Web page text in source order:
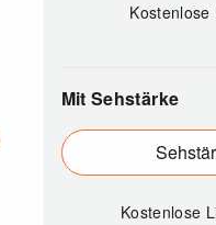
Kostenlose
Mit Sehstärke
Kostenlose